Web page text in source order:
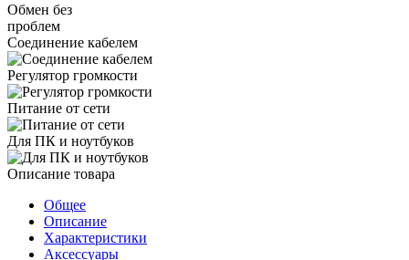
Обмен без
проблем
Соединение кабелем
Регулятор громкости
Питание от сети
Для ПК и ноутбуков
Описание товара
Общее
Описание
Характеристики
Аксессуары